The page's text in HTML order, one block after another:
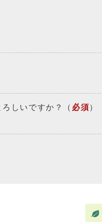
しいですか？ （ 必須）